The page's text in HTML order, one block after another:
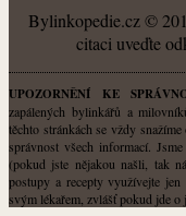
Bylinkopedie.cz ©
citaci uveďte
UPOZORNĚNÍ KE
zapálených bylinkářů a
těchto stránkách se vždy
správnost všech informací.
(pokud jste nějakou našli, tak
postupy a recepty využívejte
svým lékařem, zvlášť pokud jde